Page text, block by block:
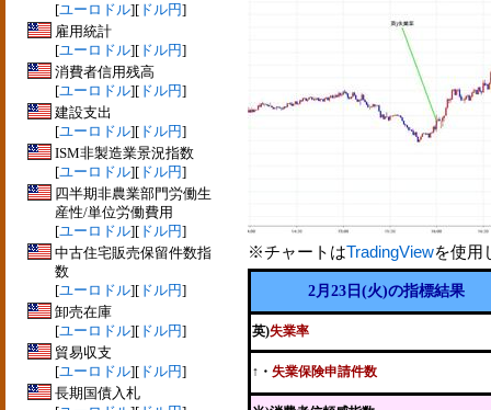
[ユーロドル][ ドル円]
雇用統計
[ユーロドル][ ドル円]
消費者信用残高
[ユーロドル][ ドル円]
建設支出
[ユーロドル][ ドル円]
ISM非製造業景況指数
[ユーロドル][ ドル円]
四半期非農業部門労働生
産性/単位労働費用
[ユーロドル][ ドル円]
中古住宅販売保留件数指
数
[ユーロドル][ ドル円]
卸売在庫
[ユーロドル][ ドル円]
貿易収支
[ユーロドル][ ドル円]
長期国債入札
※チャートはTradingViewを使用
2月23日(火)の指標結果
英)失業率
↑・ 失業保険申請件数